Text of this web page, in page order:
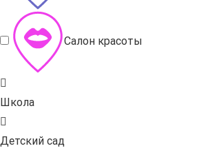
Салон красоты
Школа
Детский сад